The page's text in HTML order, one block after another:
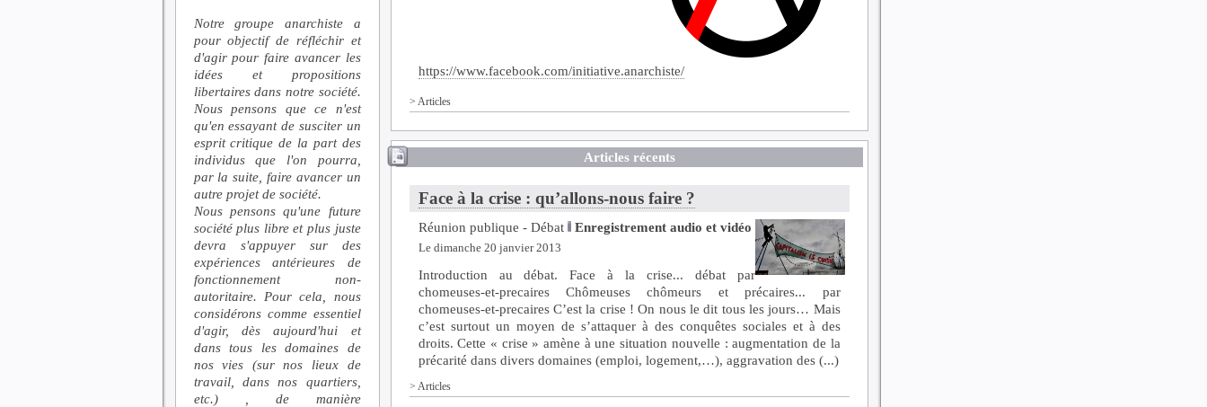
Notre groupe anarchiste a
pour objectif de réfléchir et
d'agir pour faire avancer les
idées et propositions
libertaires dans notre société.
Nous pensons que ce n'est
qu'en essayant de susciter un
esprit critique de la part des
individus que l'on pourra,
par la suite, faire avancer un
autre projet de société.
Nous pensons qu'une future
société plus libre et plus juste
devra s'appuyer sur des
expériences antérieures de
fonctionnement non-
autoritaire. Pour cela, nous
considérons comme essentiel
d'agir, dès aujourd'hui et
dans tous les domaines de
nos vies (sur nos lieux de
travail, dans nos quartiers,
etc.) , de manière
https://www.facebook.com/initiative.anarchiste/
> Articles
Articles récents
Face à la crise : qu’allons-nous faire ?
Réunion publique - Débat Enregistrement audio et vidéo
Le dimanche 20 janvier 2013
Introduction au débat. Face à la crise... débat par
chomeuses-et-precaires Chômeuses chômeurs et précaires... par
chomeuses-et-precaires C’est la crise ! On nous le dit tous les jours… Mais
c’est surtout un moyen de s’attaquer à des conquêtes sociales et à des
droits. Cette « crise » amène à une situation nouvelle : augmentation de la
précarité dans divers domaines (emploi, logement,…), aggravation des (...)
> Articles